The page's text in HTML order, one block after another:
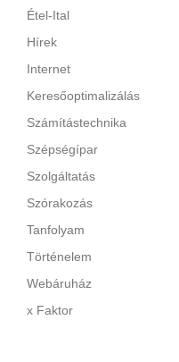
Étel-Ital
Hírek
Internet
Keresőoptimalizálás
Számítástechnika
Szépségípar
Szolgáltatás
Szórakozás
Tanfolyam
Történelem
Webáruház
x Faktor